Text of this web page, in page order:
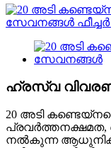
ഹ്രസ്വ
20 അടി
നൽകുന്ന ആധുനിക